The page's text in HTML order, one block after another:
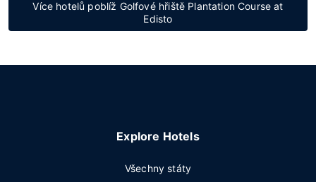
Více hotelů poblíž Golfové hřiště Plantation Course at
Edisto
Explore Hotels
Všechny státy